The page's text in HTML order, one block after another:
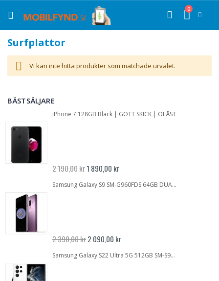
innehållet
Cart
0
Sök
Surfplattor
Vi kan inte hitta produkter som matchade urvalet.
BÄSTSÄLJARE
iPhone 7 128GB Black | GOTT SKICK | OLÅST
2 190,00 kr Specialpris
1 890,00 kr
Samsung Galaxy S9 SM-G960FDS 64GB DUALSIM Lilac Purple | Inbrända pixlar | GOTT SKICK | OLÅST
2 390,00 kr Specialpris
2 090,00 kr
Samsung Galaxy S22 Ultra 5G 512GB SM-S908B Vit | NYSKICK | OLÅST